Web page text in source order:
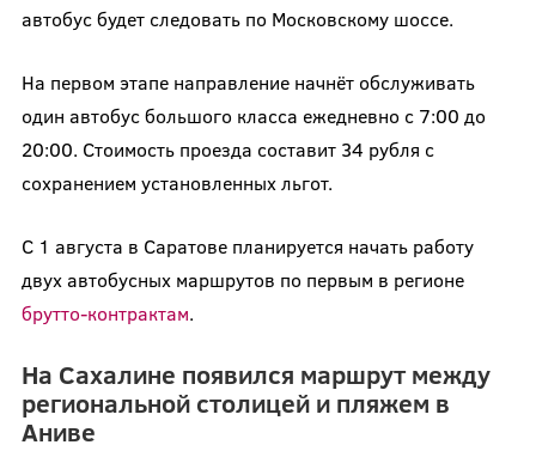
автобус будет следовать по Московскому шоссе.
На первом этапе направление начнёт обслуживать
один автобус большого класса ежедневно с 7:00 до
20:00. Стоимость проезда составит 34 рубля с
сохранением установленных льгот.
С 1 августа в Саратове планируется начать работу
двух автобусных маршрутов по первым в регионе
брутто-контрактам.
На Сахалине появился маршрут между
региональной столицей и пляжем в
Аниве